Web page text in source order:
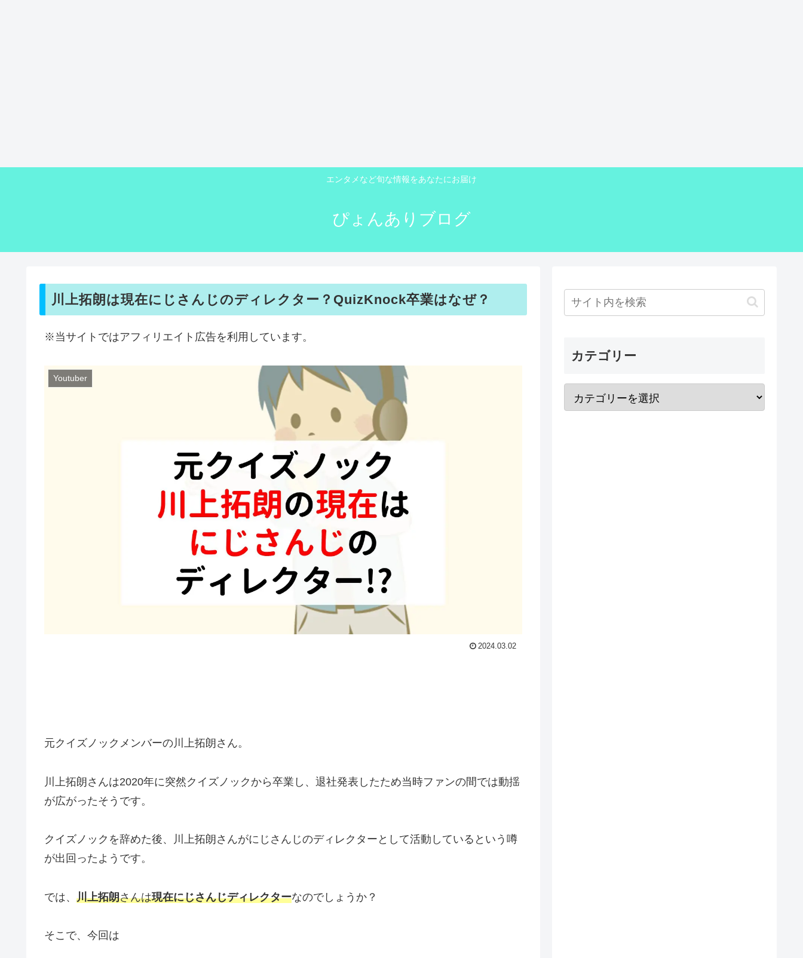
エンタメなど旬な情報をあなたにお届け
ぴょんありブログ
川上拓朗は現在にじさんじのディレクター？QuizKnock卒業はなぜ？
※当サイトではアフィリエイト広告を利用しています。
Youtuber
2024.03.02
元クイズノックメンバーの川上拓朗さん。
川上拓朗さんは2020年に突然クイズノックから卒業し、退社発表したため当時ファンの間では動揺
が広がったそうです。
クイズノックを辞めた後、川上拓朗さんがにじさんじのディレクターとして活動しているという噂
が出回ったようです。
では、 川上拓朗さんは現在にじさんじディレクターなのでしょうか？
そこで、今回は
カテゴリー